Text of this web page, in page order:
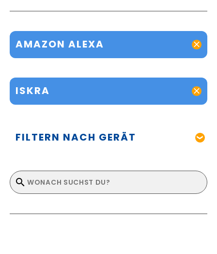
AMAZON ALEXA
ISKRA
FILTERN NACH GERÄT